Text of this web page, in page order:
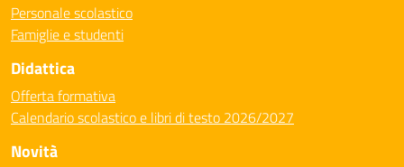
Personale scolastico
Famiglie e studenti
Didattica
Offerta formativa
Calendario scolastico e libri di testo 2026/2027
Novità